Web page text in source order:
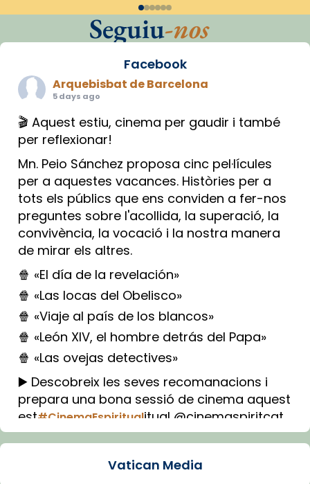
Seguiu-nos
Facebook
Arquebisbat de Barcelona
5 days ago
🎬 Aquest estiu, cinema per gaudir i també
per reflexionar!
Mn. Peio Sánchez proposa cinc pel·lícules
per a aquestes vacances. Històries per a
tots els públics que ens conviden a fer-nos
preguntes sobre l'acollida, la superació, la
convivència, la vocació i la nostra manera
de mirar els altres.
🍿 «El día de la revelación»
🍿 «Las locas del Obelisco»
🍿 «Viaje al país de los blancos»
🍿 «León XIV, el hombre detrás del Papa»
🍿 «Las ovejas detectives»
▶️ Descobreix les seves recomanacions i
prepara una bona sessió de cinema aquest
est#CinemaEspiritualitual @cinemaspiritcat
Imatge: Generada amb IA (OpenAI)
Vatican Media